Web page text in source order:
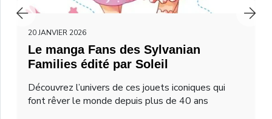
20 JANVIER 2026
Le manga Fans des Sylvanian
Families édité par Soleil
Découvrez l’univers de ces jouets iconiques qui
font rêver le monde depuis plus de 40 ans